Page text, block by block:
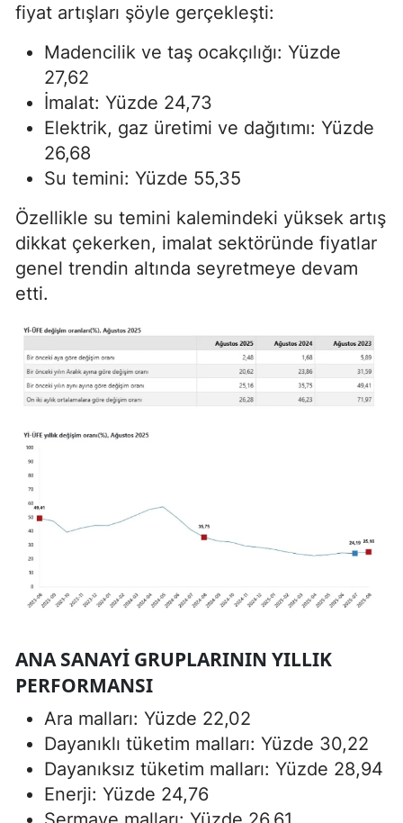
fiyat artışları şöyle gerçekleşti:
Madencilik ve taş ocakçılığı: Yüzde
27,62
İmalat: Yüzde 24,73
Elektrik, gaz üretimi ve dağıtımı: Yüzde
26,68
Su temini: Yüzde 55,35
Özellikle su temini kalemindeki yüksek artış
dikkat çekerken, imalat sektöründe fiyatlar
genel trendin altında seyretmeye devam
etti.
ANA SANAYI GRUPLARININ YILLIK
PERFORMANSI
Ara malları: Yüzde 22,02
Dayanıklı tüketim malları: Yüzde 30,22
Dayanıksız tüketim malları: Yüzde 28,94
Enerji: Yüzde 24,76